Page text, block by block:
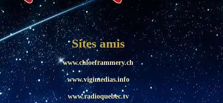
Sites amis
www.chloeframmery.ch
www.vigimedias.info
www.radioquebec.tv